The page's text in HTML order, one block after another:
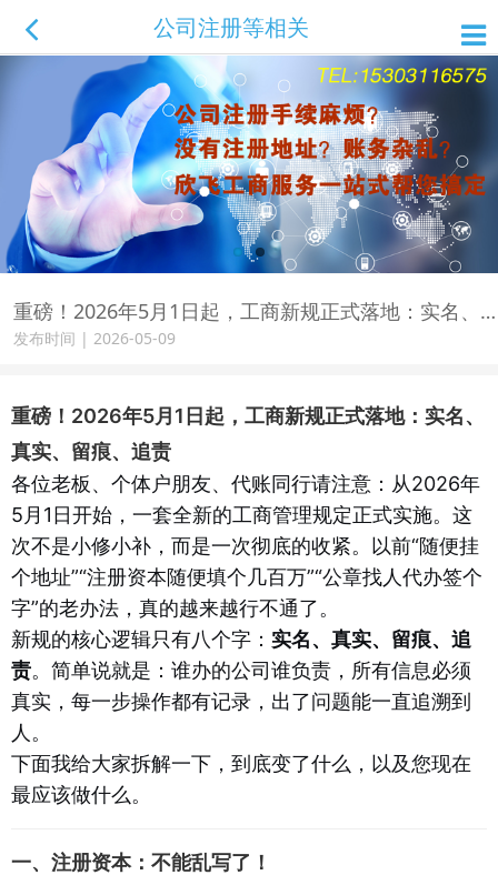
重磅！2026年5月1日起，工商新规正式落地：实名、真实、留痕、追责
发布时间 | 2026-05-09
重磅！2026年5月1日起，工商新规正式落地：实名、
真实、留痕、追责
各位老板、个体户朋友、代账同行请注意：从2026年
5月1日开始，一套全新的工商管理规定正式实施。这
次不是小修小补，而是一次彻底的收紧。以前“随便挂
个地址”“注册资本随便填个几百万”“公章找人代办签个
字”的老办法，真的越来越行不通了。
新规的核心逻辑只有八个字： 实名、真实、留痕、追
责。简单说就是：谁办的公司谁负责，所有信息必须
真实，每一步操作都有记录，出了问题能一直追溯到
人。
下面我给大家拆解一下，到底变了什么，以及您现在
最应该做什么。
一、注册资本：不能乱写了！